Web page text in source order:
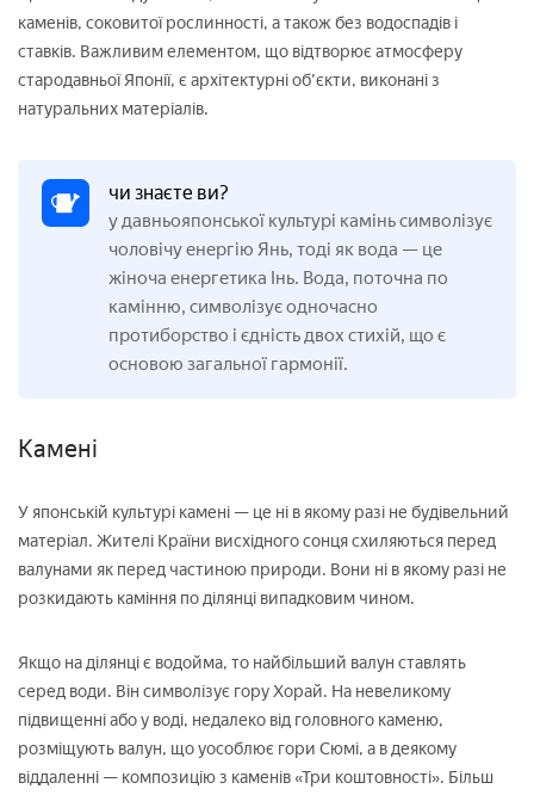
каменів, соковитої рослинності, а також без водоспадів і
ставків. Важливим елементом, що відтворює атмосферу
стародавньої Японії, є архітектурні об'єкти, виконані з
натуральних матеріалів.
чи знаєте ви?
у давньояпонської культурі камінь символізує
чоловічу енергію Янь, тоді як вода — це
жіноча енергетика Інь. Вода, поточна по
камінню, символізує одночасно
протиборство і єдність двох стихій, що є
основою загальної гармонії.
Камені
У японській культурі камені — це ні в якому разі не будівельний
матеріал. Жителі Країни висхідного сонця схиляються перед
валунами як перед частиною природи. Вони ні в якому разі не
розкидають каміння по ділянці випадковим чином.
Якщо на ділянці є водойма, то найбільший валун ставлять
серед води. Він символізує гору Хорай. На невеликому
підвищенні або у воді, недалеко від головного каменю,
розміщують валун, що уособлює гори Сюмі, а в деякому
віддаленні — композицію з каменів «Три коштовності». Більш